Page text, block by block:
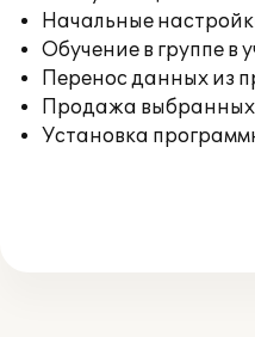
Начальные
Обучение в группе в
Перенос данных из
Продажа выбранных
Установка